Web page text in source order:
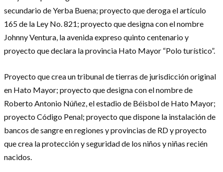
secundario de Yerba Buena; proyecto que deroga el artículo
165 de la Ley No. 821; proyecto que designa con el nombre
Johnny Ventura, la avenida expreso quinto centenario y
proyecto que declara la provincia Hato Mayor “Polo turístico”.
Proyecto que crea un tribunal de tierras de jurisdicción original
en Hato Mayor; proyecto que designa con el nombre de
Roberto Antonio Núñez, el estadio de Béisbol de Hato Mayor;
proyecto Código Penal; proyecto que dispone la instalación de
bancos de sangre en regiones y provincias de RD y proyecto
que crea la protección y seguridad de los niños y niñas recién
nacidos.